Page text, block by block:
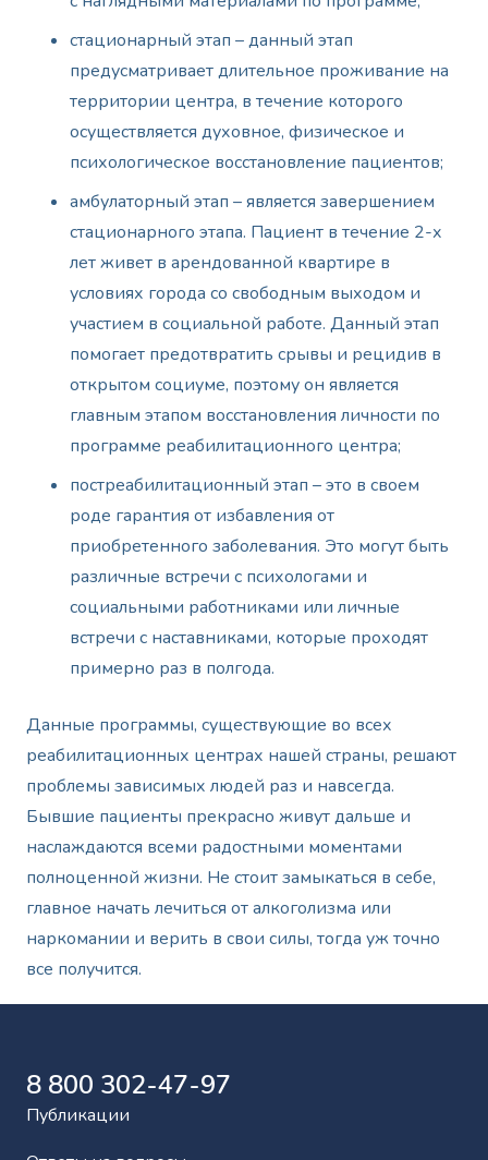
стационарный этап – данный этап
предусматривает длительное проживание на
территории центра, в течение которого
осуществляется духовное, физическое и
психологическое восстановление пациентов;
амбулаторный этап – является завершением
стационарного этапа. Пациент в течение 2-х
лет живет в арендованной квартире в
условиях города со свободным выходом и
участием в социальной работе. Данный этап
помогает предотвратить срывы и рецидив в
открытом социуме, поэтому он является
главным этапом восстановления личности по
программе реабилитационного центра;
постреабилитационный этап – это в своем
роде гарантия от избавления от
приобретенного заболевания. Это могут быть
различные встречи с психологами и
социальными работниками или личные
встречи с наставниками, которые проходят
примерно раз в полгода.
Данные программы, существующие во всех
реабилитационных центрах нашей страны, решают
проблемы зависимых людей раз и навсегда.
Бывшие пациенты прекрасно живут дальше и
наслаждаются всеми радостными моментами
полноценной жизни. Не стоит замыкаться в себе,
главное начать лечиться от алкоголизма или
наркомании и верить в свои силы, тогда уж точно
все получится.
8 800 302-47-97
Публикации